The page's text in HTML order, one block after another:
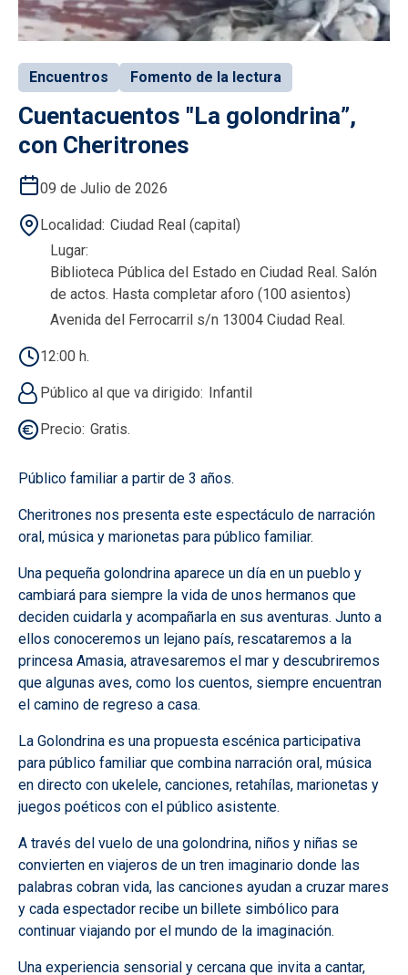
Encuentros Fomento de la lectura
Cuentacuentos "La golondrina”,
con Cheritrones
09 de Julio de 2026
Localidad Ciudad Real (capital)
Lugar
Biblioteca Pública del Estado en Ciudad Real. Salón
de actos. Hasta completar aforo (100 asientos)
Avenida del Ferrocarril s/n 13004 Ciudad Real.
12:00 h.
Público al que va dirigido Infantil
Precio Gratis.
Público familiar a partir de 3 años.
Cheritrones nos presenta este espectáculo de narración
oral, música y marionetas para público familiar.
Una pequeña golondrina aparece un día en un pueblo y
cambiará para siempre la vida de unos hermanos que
deciden cuidarla y acompañarla en sus aventuras. Junto a
ellos conoceremos un lejano país, rescataremos a la
princesa Amasia, atravesaremos el mar y descubriremos
que algunas aves, como los cuentos, siempre encuentran
el camino de regreso a casa.
La Golondrina es una propuesta escénica participativa
para público familiar que combina narración oral, música
en directo con ukelele, canciones, retahílas, marionetas y
juegos poéticos con el público asistente.
A través del vuelo de una golondrina, niños y niñas se
convierten en viajeros de un tren imaginario donde las
palabras cobran vida, las canciones ayudan a cruzar mares
y cada espectador recibe un billete simbólico para
continuar viajando por el mundo de la imaginación.
Una experiencia sensorial y cercana que invita a cantar,